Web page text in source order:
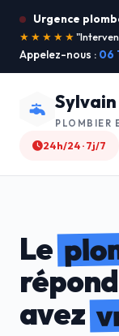
Urgence
★★★★★"Je
Appelez-nous : 06
Sylvain
PLOMBIER
24h/24 · 7j/7
Le
avez